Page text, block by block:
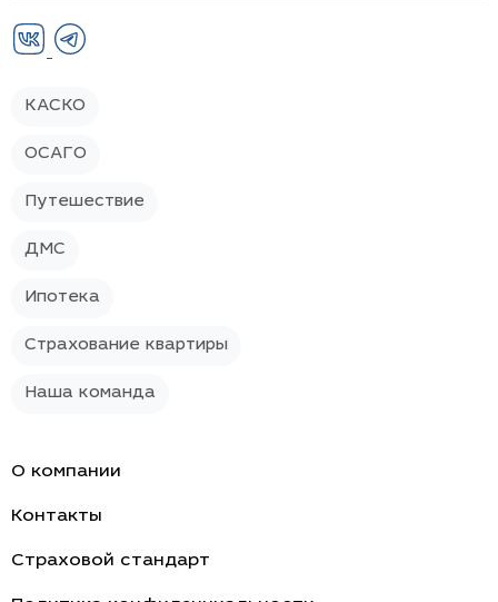
КАСКО
ОСАГО
Путешествие
ДМС
Ипотека
Страхование квартиры
Наша команда
О компании
Контакты
Страховой стандарт